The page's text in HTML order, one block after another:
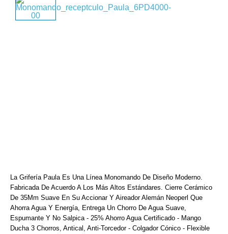
La Grifería Paula Es Una Línea Monomando De Diseño Moderno.
Fabricada De Acuerdo A Los Más Altos Estándares. Cierre Cerámico
De 35Mm Suave En Su Accionar Y Aireador Alemán Neoperl Que
Ahorra Agua Y Energía, Entrega Un Chorro De Agua Suave,
Espumante Y No Salpica - 25% Ahorro Agua Certificado - Mango
Ducha 3 Chorros, Antical, Anti-Torcedor - Colgador Cónico - Flexible